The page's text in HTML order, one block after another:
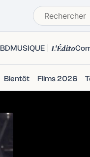
BDMUSIQUE L'Édito
Bientôt Films 2026